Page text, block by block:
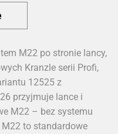
M22 po stronie lancy,
Kranzle serii Profi,
12525 z
przyjmuje lance i
M22 – bez systemu
to standardowe